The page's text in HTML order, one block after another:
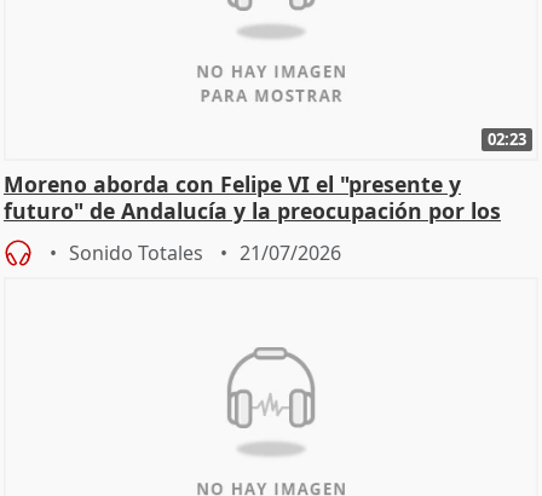
02:23
Moreno aborda con Felipe VI el "presente y
futuro" de Andalucía y la preocupación por los
incendios
Sonido Totales 21/07/2026